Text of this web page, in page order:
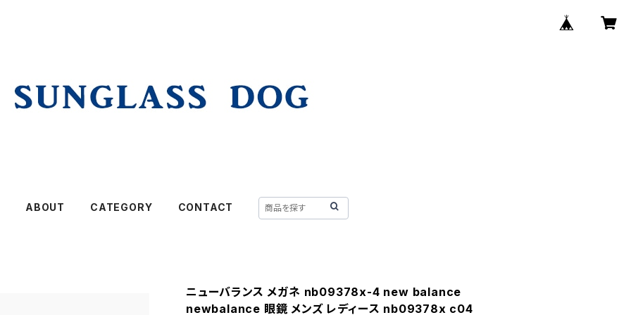
ABOUT CATEGORY CONTACT
ニューバランス メガネ nb09378x-4 new balance
newbalance 眼鏡 メンズ レディース nb09378x c04